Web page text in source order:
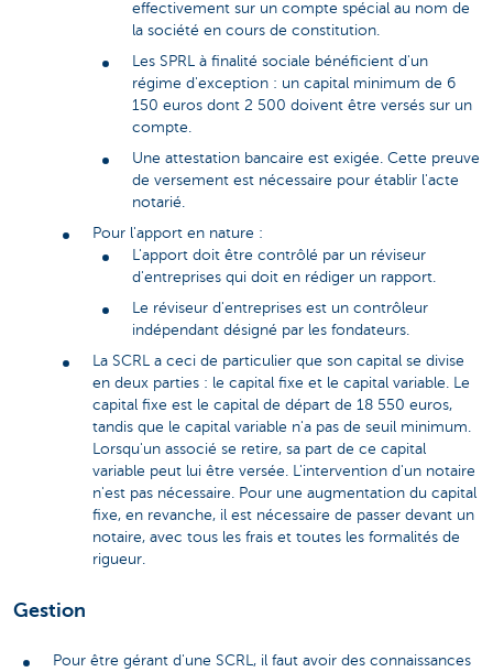
effectivement sur un compte spécial au nom de
la société en cours de constitution.
Les SPRL à finalité sociale bénéficient d'un
régime d'exception : un capital minimum de 6
150 euros dont 2 500 doivent être versés sur un
compte.
Une attestation bancaire est exigée. Cette preuve
de versement est nécessaire pour établir l'acte
notarié.
Pour l'apport en nature :
L'apport doit être contrôlé par un réviseur
d'entreprises qui doit en rédiger un rapport.
Le réviseur d'entreprises est un contrôleur
indépendant désigné par les fondateurs.
La SCRL a ceci de particulier que son capital se divise
en deux parties : le capital fixe et le capital variable. Le
capital fixe est le capital de départ de 18 550 euros,
tandis que le capital variable n'a pas de seuil minimum.
Lorsqu'un associé se retire, sa part de ce capital
variable peut lui être versée. L'intervention d'un notaire
n'est pas nécessaire. Pour une augmentation du capital
fixe, en revanche, il est nécessaire de passer devant un
notaire, avec tous les frais et toutes les formalités de
rigueur.
Gestion
Pour être gérant d'une SCRL, il faut avoir des connaissances